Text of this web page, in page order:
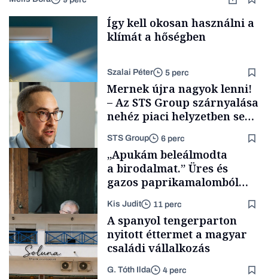
Tech
Így kell okosan használni a
klímát a hőségben
Szalai Péter 5 perc
Támogatói tartalom
Mernek újra nagyok lenni!
– Az STS Group szárnyalása
nehéz piaci helyzetben sem
STS Group 6 perc
Családi
„Apukám beleálmodta
a birodalmat.” Üres és
gazos paprikamalomból
lett az igazi családi
fűszersztori
Kis Judit 11 perc
A spanyol tengerparton
nyitott éttermet a magyar
családi vállalkozás
G. Tóth Ilda 4 perc